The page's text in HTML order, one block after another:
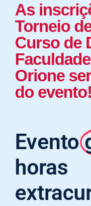
As
Torneio
Curso de
Orione
do evento!
Evento
horas